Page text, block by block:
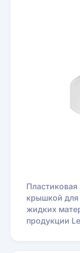
крышкой для
жидких
продукции